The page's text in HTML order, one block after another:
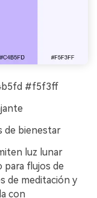
#f5f3ff
de bienestar
luz lunar
flujos de
de meditación y
con